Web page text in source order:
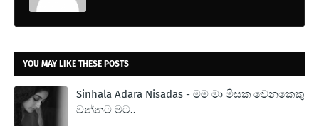
YOU MAY LIKE THESE POSTS
Sinhala Adara Nisadas - මම මා මිසක වෙනකෙකු
වන්නට මට..